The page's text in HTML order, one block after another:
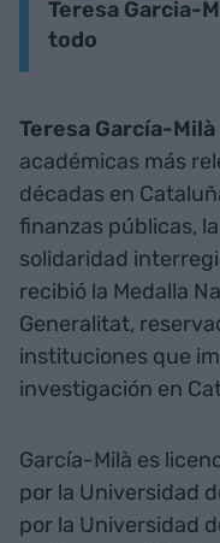
Teresa Garcia-
todo
Teresa García-Milà
académicas más
décadas en
finanzas públicas,
solidaridad
recibió la Medalla
Generalitat,
instituciones que
investigación en
García-Milà es
por la Universidad
por la Universidad